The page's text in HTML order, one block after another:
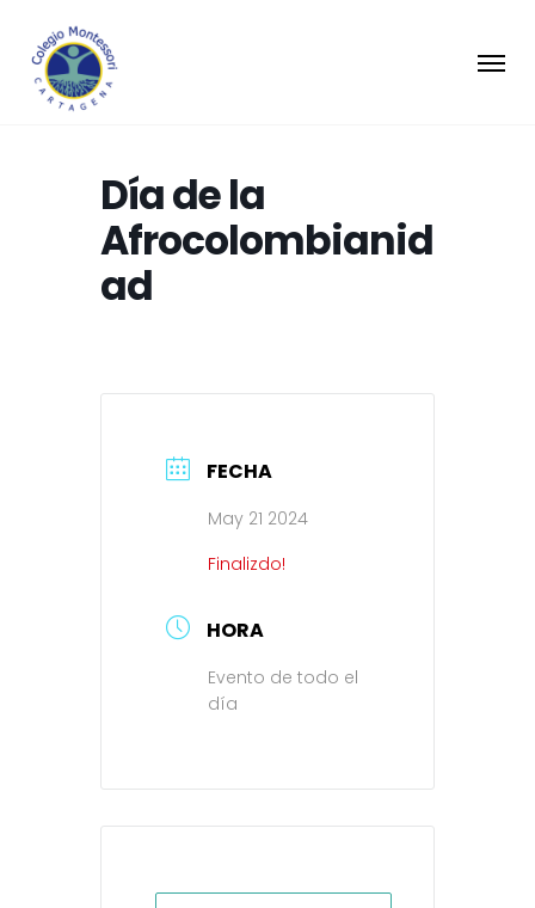
Día de la
Afrocolombianid
ad
FECHA
May 21 2024
Finalizdo!
HORA
Evento de todo el
día